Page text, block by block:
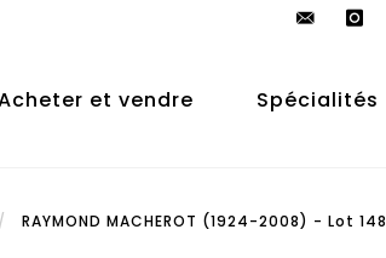
auction.com
et vendre Spécialités
RAYMOND MACHEROT (1924-2008) - Lot 148